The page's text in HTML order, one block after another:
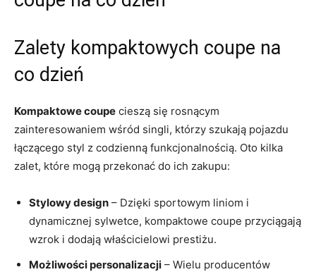
Zalety kompaktowych coupe na
co dzień
Kompaktowe coupe cieszą się rosnącym
zainteresowaniem wśród singli, którzy szukają pojazdu
łączącego styl z codzienną funkcjonalnością. Oto kilka
zalet, które ‍mogą przekonać ‍do ich zakupu:
Stylowy design – Dzięki sportowym⁢ liniom i
dynamicznej sylwetce, kompaktowe coupe przyciągają
wzrok i dodają ​właścicielowi prestiżu.
Możliwości personalizacji – Wielu producentów